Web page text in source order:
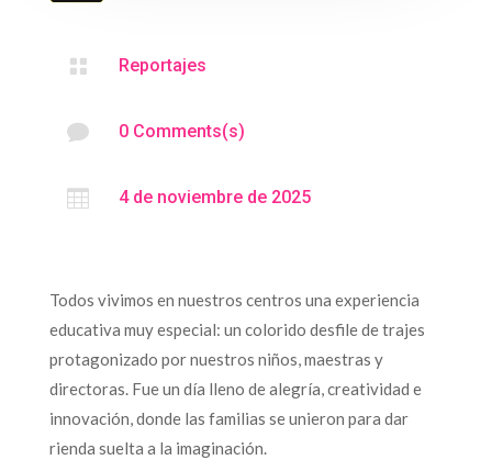
 Reportajes
 0 Comments(s)
 4 de noviembre de 2025
Todos vivimos en nuestros centros una experiencia
educativa muy especial: un colorido desfile de trajes
protagonizado por nuestros niños, maestras y
directoras. Fue un día lleno de alegría, creatividad e
innovación, donde las familias se unieron para dar
rienda suelta a la imaginación.